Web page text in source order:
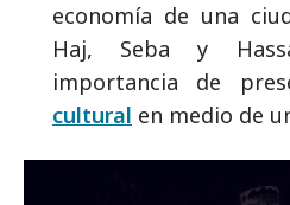
economía de una
Haj, Seba y
importancia de
cultural en medio de